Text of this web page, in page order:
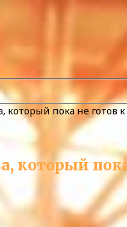
который пока не
который